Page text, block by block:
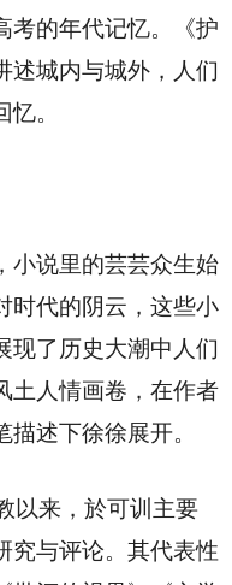
考的年代记忆。《护
述城内与城外，人们
。
小说里的芸芸众生始
时代的阴云，这些小
现了历史大潮中人们
土人情画卷，在作者
述下徐徐展开。
以来，於可训主要
究与评论。其代表性